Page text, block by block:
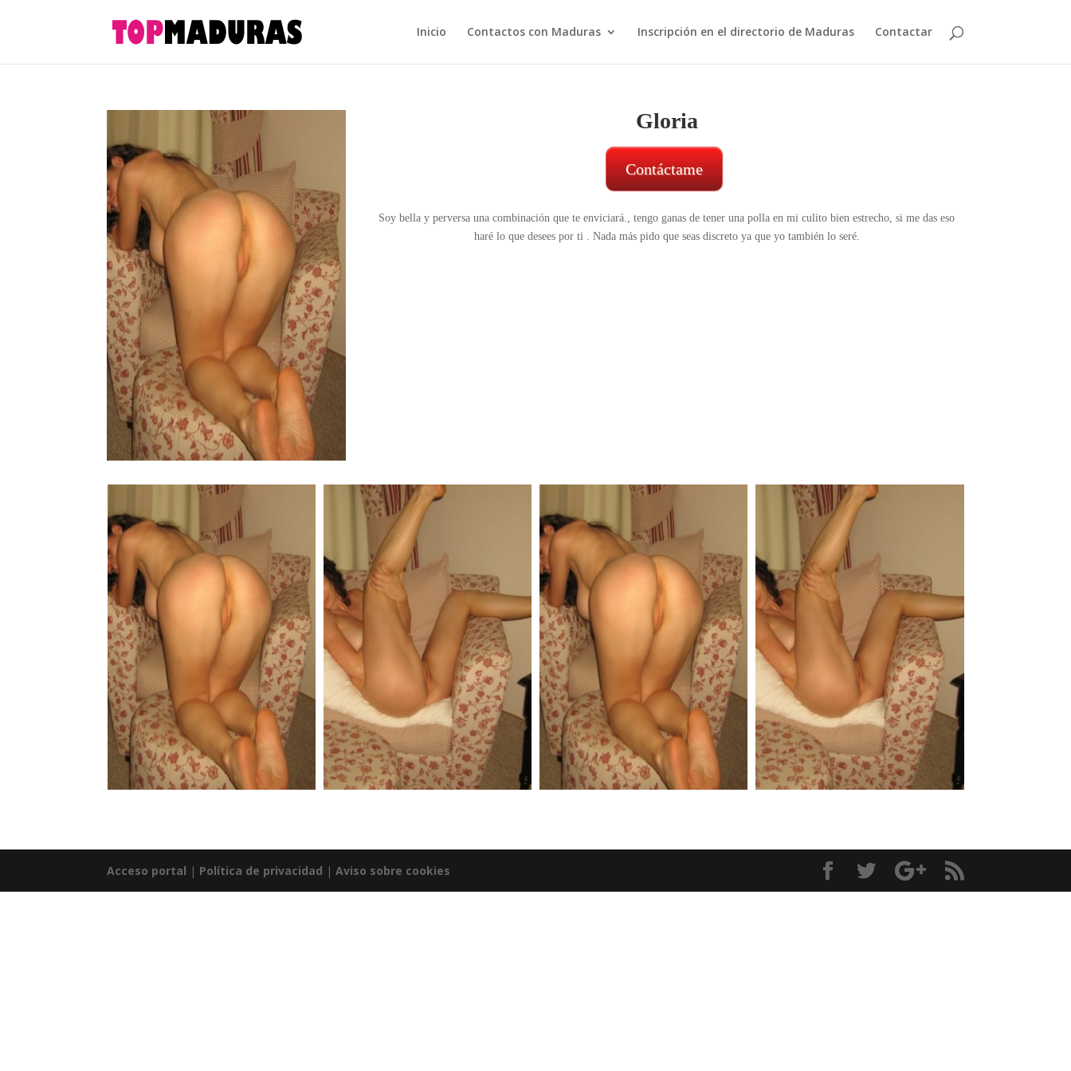
Inicio Contactos con Maduras Inscripción en el directorio de Maduras Contactar
Gloria
Contáctame
Soy bella y perversa una combinación que te enviciará., tengo ganas de tener una polla en mi culito bien estrecho, si me das eso
haré lo que desees por ti . Nada más pido que seas discreto ya que yo también lo seré.
Acceso portal | Política de privacidad |Aviso sobre cookies